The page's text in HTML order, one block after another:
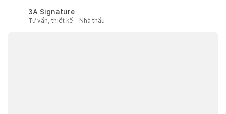
3A Signature
Tư vấn, thiết kế - Nhà thầu